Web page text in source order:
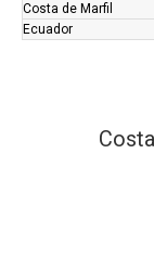
Costa de Marfil
Ecuador